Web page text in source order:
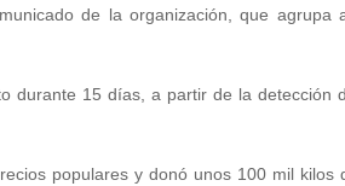
de la organización, que agrupa
durante 15 días, a partir de la detección
populares y donó unos 100 mil kilos